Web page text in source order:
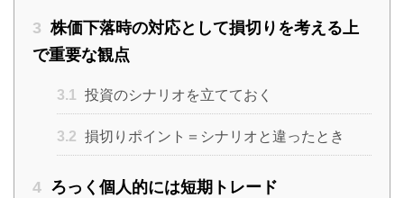
3 株価下落時の対応として損切りを考える上
で重要な観点
3.1 投資のシナリオを立てておく
3.2 損切りポイント＝シナリオと違ったとき
4 ろっく個人的には短期トレード